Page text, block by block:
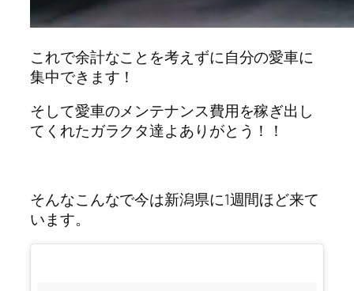
これで余計なことを考えずに自分の愛車に
集中できます！
そして愛車のメンテナンス費用を稼ぎ出し
てくれたガラクタ達よありがとう！！
そんなこんなで今は新潟県に1週間ほど来て
います。